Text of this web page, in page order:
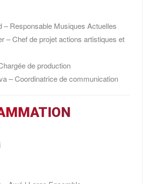
– Responsable Musiques Actuelles
– Chef de projet actions artistiques et
de production
– Coordinatrice de communication